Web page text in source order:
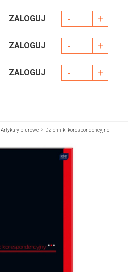
ZALOGUJ - +
ZALOGUJ - +
ZALOGUJ - +
Artykuły biurowe> Dzienniki korespondencyjne